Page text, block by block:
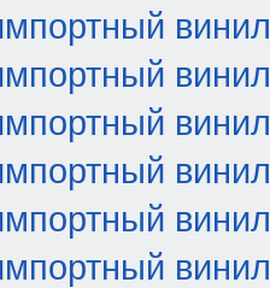
винил
винил
винил
винил
винил
винил